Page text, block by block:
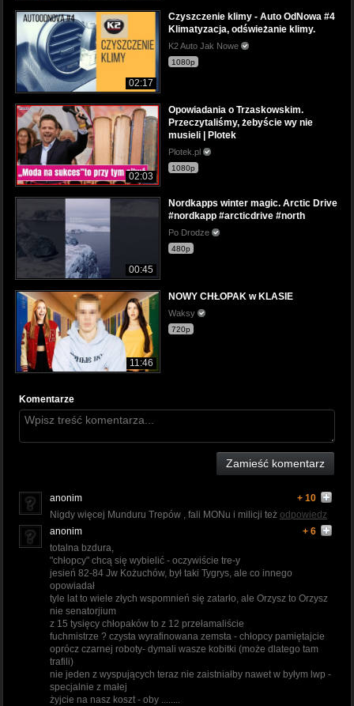
02:17
Czyszczenie klimy - Auto OdNowa #4
Klimatyzacja, odświeżanie klimy.
K2 Auto Jak Nowe
1080p
02:03
Opowiadania o Trzaskowskim.
Przeczytaliśmy, żebyście wy nie
musieli | Plotek
Plotek.pl
1080p
00:45
Nordkapps winter magic. Arctic Drive
#nordkapp #arcticdrive #north
Po Drodze
480p
11:46
NOWY CHŁOPAK w KLASIE
Waksy
720p
Komentarze
Zamieść komentarz
anonim
+ 10
Nigdy więcej Munduru Trepów , fali MONu i milicji też odpowiedz
anonim
+ 6
totalna bzdura,
"chłopcy" chcą się wybielić - oczywiście tre-y
jesień 82-84 Jw Kożuchów, był taki Tygrys, ale co innego
opowiadał
tyle lat to wiele złych wspomnień się zatarło, ale Orzysz to Orzysz
nie senatorjium
z 15 tysięcy chłopaków to z 12 przełamaliście
fuchmistrze ? czysta wyrafinowana zemsta - chłopcy pamiętajcie
oprócz czarnej roboty- dymali wasze kobitki (może dlatego tam
trafili)
nie jeden z wyspujących teraz nie zaistniałby nawet w byłym lwp -
specjalnie z małej
żyjcie na nasz koszt - oby ........